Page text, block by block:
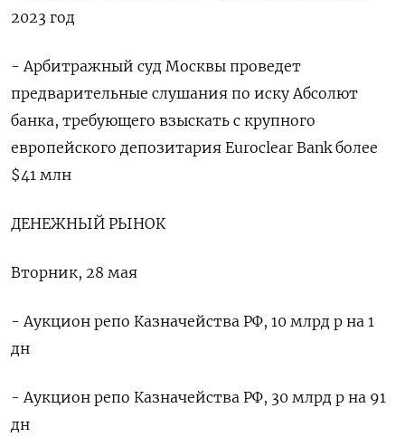
2023 год
- Арбитражный суд Москвы проведет
предварительные слушания по иску Абсолют
банка, требующего взыскать с крупного
европейского депозитария Euroclear Bank более
$41 млн
ДЕНЕЖНЫЙ РЫНОК
Вторник, 28 мая
- Аукцион репо Казначейства РФ, 10 млрд р на 1
дн
- Аукцион репо Казначейства РФ, 30 млрд р на 91
дн